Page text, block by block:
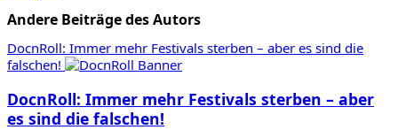
Andere Beiträge des Autors
DocnRoll: Immer mehr Festivals sterben – aber es sind die
falschen!
DocnRoll: Immer mehr Festivals sterben – aber
es sind die falschen!